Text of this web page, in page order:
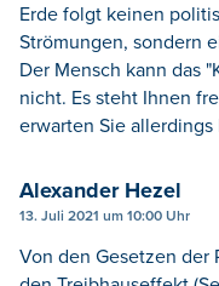
Erde folgt keinen
Strömungen, sondern
Der Mensch kann das
nicht. Es steht Ihnen
erwarten Sie allerdings
Alexander Hezel
13. Juli 2021 um 10:00 Uhr
Von den Gesetzen der